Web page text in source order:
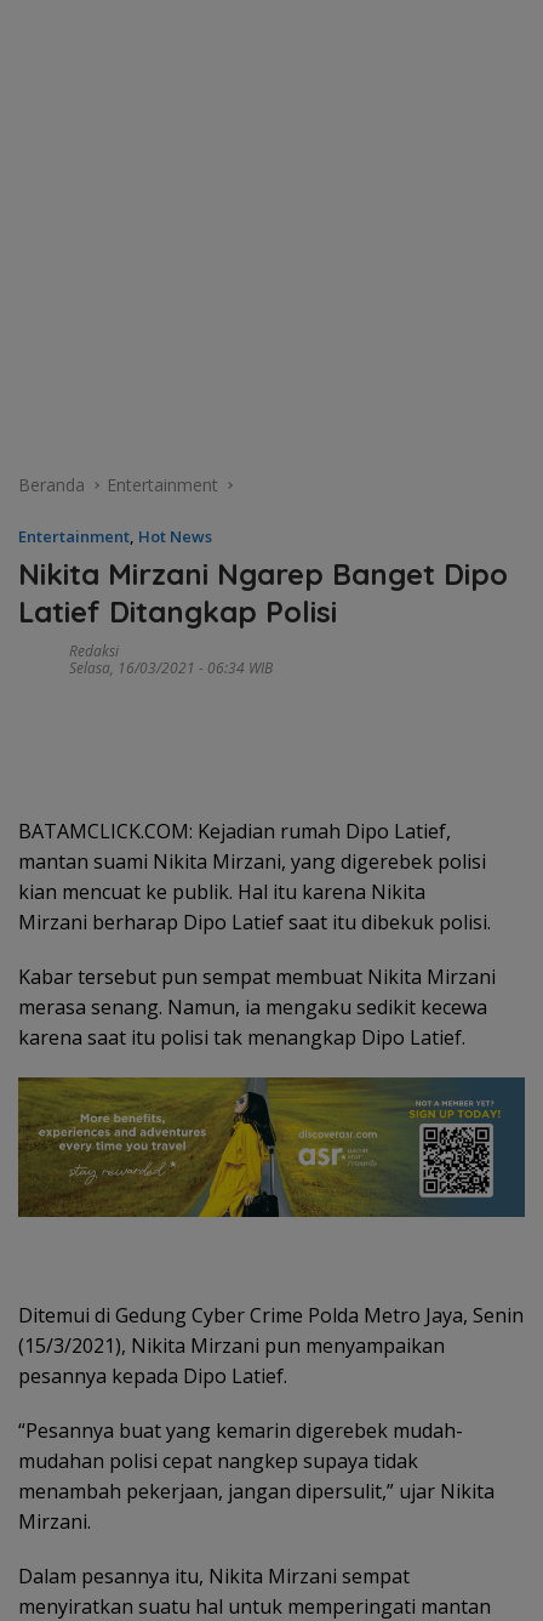
Beranda Entertainment
Entertainment, Hot News
Nikita Mirzani Ngarep Banget Dipo
Latief Ditangkap Polisi
Redaksi
Selasa, 16/03/2021 - 06:34 WIB
BATAMCLICK.COM: Kejadian rumah Dipo Latief,
mantan suami Nikita Mirzani, yang digerebek polisi
kian mencuat ke publik. Hal itu karena Nikita
Mirzani berharap Dipo Latief saat itu dibekuk polisi.
Kabar tersebut pun sempat membuat Nikita Mirzani
merasa senang. Namun, ia mengaku sedikit kecewa
karena saat itu polisi tak menangkap Dipo Latief.
Ditemui di Gedung Cyber Crime Polda Metro Jaya, Senin
(15/3/2021), Nikita Mirzani pun menyampaikan
pesannya kepada Dipo Latief.
“Pesannya buat yang kemarin digerebek mudah-
mudahan polisi cepat nangkep supaya tidak
menambah pekerjaan, jangan dipersulit,” ujar Nikita
Mirzani.
Dalam pesannya itu, Nikita Mirzani sempat
menyiratkan suatu hal untuk memperingati mantan